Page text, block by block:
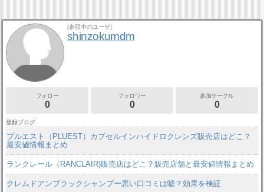
[参照中のユーザ]
shinzokumdm
フォロー
0
フォロワー
0
参加サークル
0
登録ブログ
プルエスト（PLUEST）カプセルインハイドロクレンズ販売店はどこ？
最安値情報まとめ
ランクレール（RANCLAIR)販売店はどこ？販売店舗と最安値情報まとめ
クレムドアンブラックシャンプー悪い口コミは嘘？効果を検証